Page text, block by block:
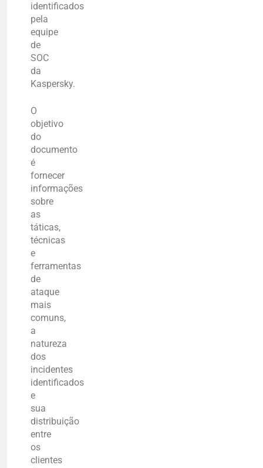
identificados
pela
equipe
de
SOC
da
Kaspersky.
O
objetivo
do
documento
é
fornecer
informações
sobre
as
táticas,
técnicas
e
ferramentas
de
ataque
mais
comuns,
a
natureza
dos
incidentes
identificados
e
sua
distribuição
entre
os
clientes